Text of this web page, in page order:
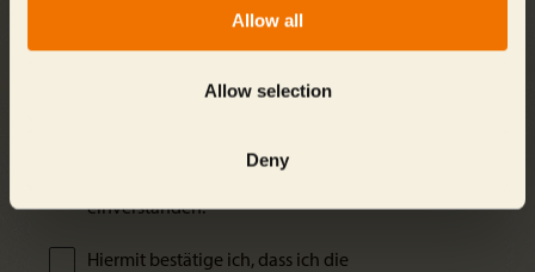
Allow all
Allow selection
Deny
zu jedem Zeitpunkt sicher.
Projekten des Zoo und Aquarium Berlin erhalten
einverstanden.
Hiermit bestätige ich, dass ich die